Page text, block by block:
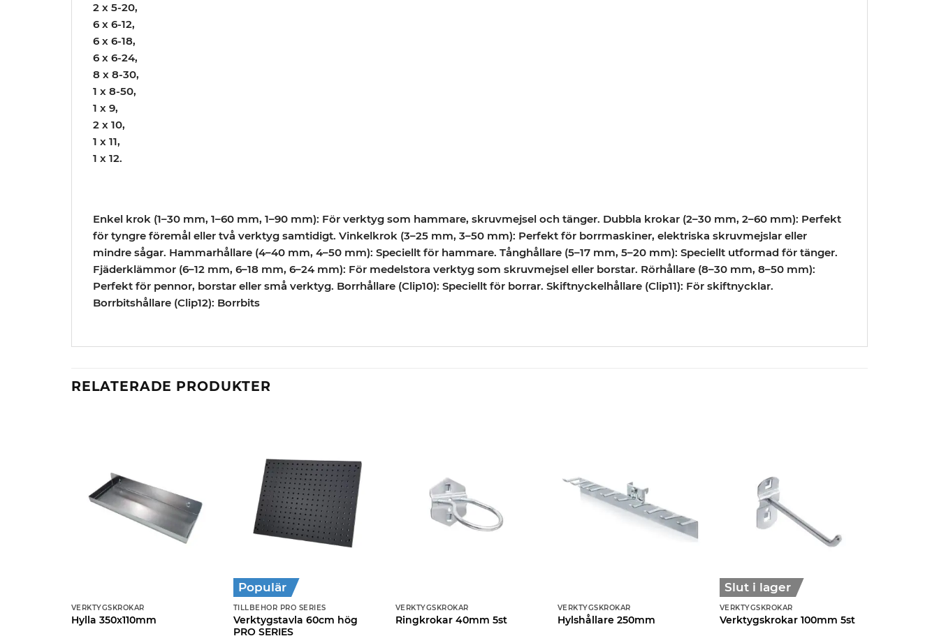
2 x 5-20,
6 x 6-12,
6 x 6-18,
6 x 6-24,
8 x 8-30,
1 x 8-50,
1 x 9,
2 x 10,
1 x 11,
1 x 12.
Enkel krok (1–30 mm, 1–60 mm, 1–90 mm): För verktyg som hammare, skruvmejsel och tänger. Dubbla krokar (2–30 mm, 2–60 mm): Perfekt
för tyngre föremål eller två verktyg samtidigt. Vinkelkrok (3–25 mm, 3–50 mm): Perfekt för borrmaskiner, elektriska skruvmejslar eller
mindre sågar. Hammarhållare (4–40 mm, 4–50 mm): Speciellt för hammare. Tånghållare (5–17 mm, 5–20 mm): Speciellt utformad för tänger.
Fjäderklämmor (6–12 mm, 6–18 mm, 6–24 mm): För medelstora verktyg som skruvmejsel eller borstar. Rörhållare (8–30 mm, 8–50 mm):
Perfekt för pennor, borstar eller små verktyg. Borrhållare (Clip10): Speciellt för borrar. Skiftnyckelhållare (Clip11): För skiftnycklar.
Borrbitshållare (Clip12): Borrbits
RELATERADE PRODUKTER
VERKTYGSKROKAR
Hylla 350x110mm
Populär
TILLBEHÖR PRO SERIES
Verktygstavla 60cm hög
PRO SERIES
VERKTYGSKROKAR
Ringkrokar 40mm 5st
VERKTYGSKROKAR
Hylshållare 250mm
Slut i lager
VERKTYGSKROKAR
Verktygskrokar 100mm 5st